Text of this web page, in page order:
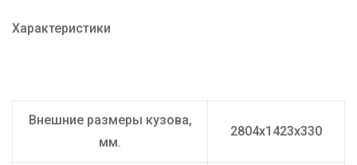
Характеристики
Внешние размеры кузова,
мм.
2804х1423х330